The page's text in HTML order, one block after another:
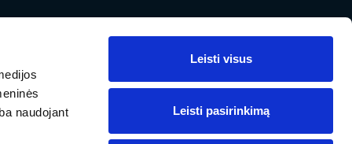
naudojant
Leisti visus
Leisti pasirinkimą
ПО ВСЕМУ МИРУ